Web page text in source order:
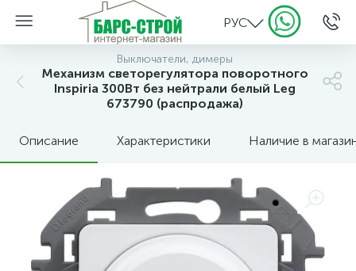
РУС
Выключатели, димеры
Механизм светорегулятора поворотного
Inspiria 300Вт без нейтрали белый Leg
673790 (распродажа)
Описание Характеристики Наличие в